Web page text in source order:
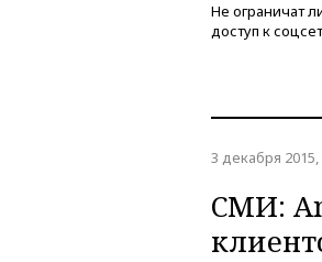
Не ограничат
доступ к
3 декабря 2015,
СМИ: